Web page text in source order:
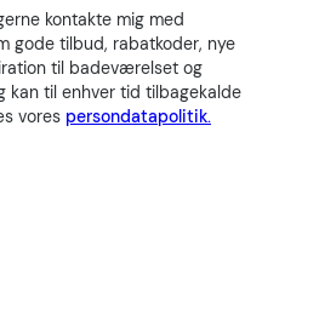
kontakte mig med
gode tilbud, rabatkoder, nye
til badeværelset og
kan til enhver tid tilbagekalde
vores persondatapolitik.